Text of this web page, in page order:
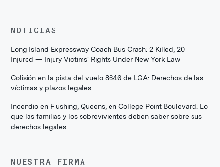
NOTICIAS
Long Island Expressway Coach Bus Crash: 2 Killed, 20
Injured — Injury Victims' Rights Under New York Law
Colisión en la pista del vuelo 8646 de LGA: Derechos de las
víctimas y plazos legales
Incendio en Flushing, Queens, en College Point Boulevard: Lo
que las familias y los sobrevivientes deben saber sobre sus
derechos legales
NUESTRA FIRMA